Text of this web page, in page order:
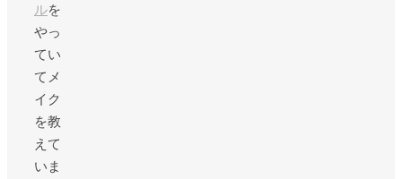
ルを
やっ
てい
てメ
イク
を教
えて
いま